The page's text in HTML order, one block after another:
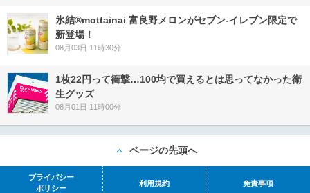
氷結®mottainai 富良野メロンがセブン‐イレブン限定で
新登場！
08月03日 11時30分
1枚22円って衝撃…100均で買えるとは思ってなかった衛
生グッズ
08月01日 11時00分
ページの先頭へ
プライバシー
ポリシー
利用規約 免責事項